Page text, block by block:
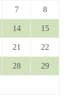
7 8
14 15
21 22
28 29